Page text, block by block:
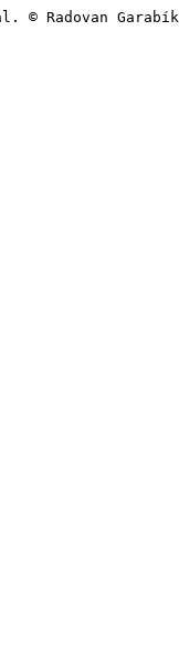
© Radovan Garabík